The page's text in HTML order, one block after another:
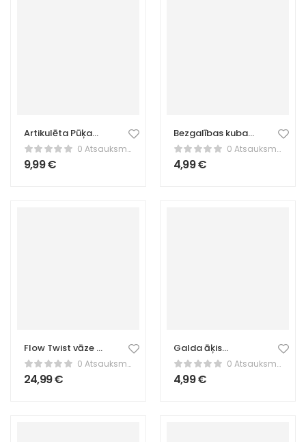
Artikulēta Pūķa
Figūra – Zelta
Elastīga
Rotaļlieta
0 Atsauksmes
9,99€
Bezgalības kuba
nervu
nomierināšanas
rotaļlieta –
0 Atsauksmes
4,99€
Flow Twist vāze –
skulpturāls
spirāles dizains
0 Atsauksmes
24,99€
Galda āķis
somām –
portatīvs somiņu
turētājs – zelts
0 Atsauksmes
4,99€